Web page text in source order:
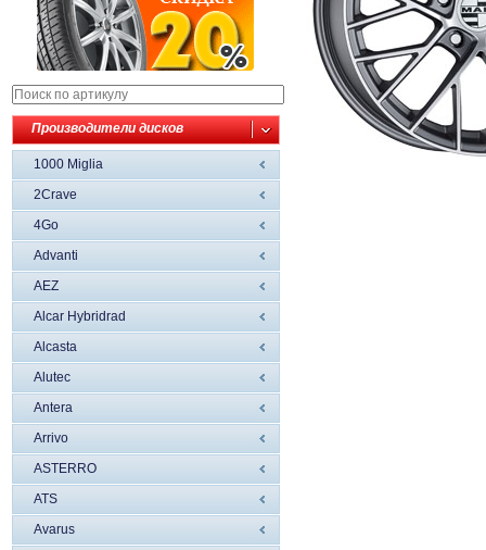
Производители дисков
1000 Miglia
2Crave
4Go
Advanti
AEZ
Alcar Hybridrad
Alcasta
Alutec
Antera
Arrivo
ASTERRO
ATS
Avarus